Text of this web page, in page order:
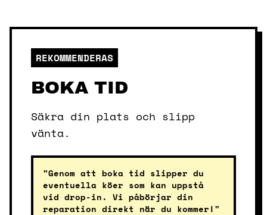
REKOMMENDERAS
BOKA TID
Säkra din plats och slipp
vänta.
"Genom att boka tid slipper du
eventuella köer som kan uppstå
vid drop-in. Vi påbörjar din
reparation direkt när du kommer!"